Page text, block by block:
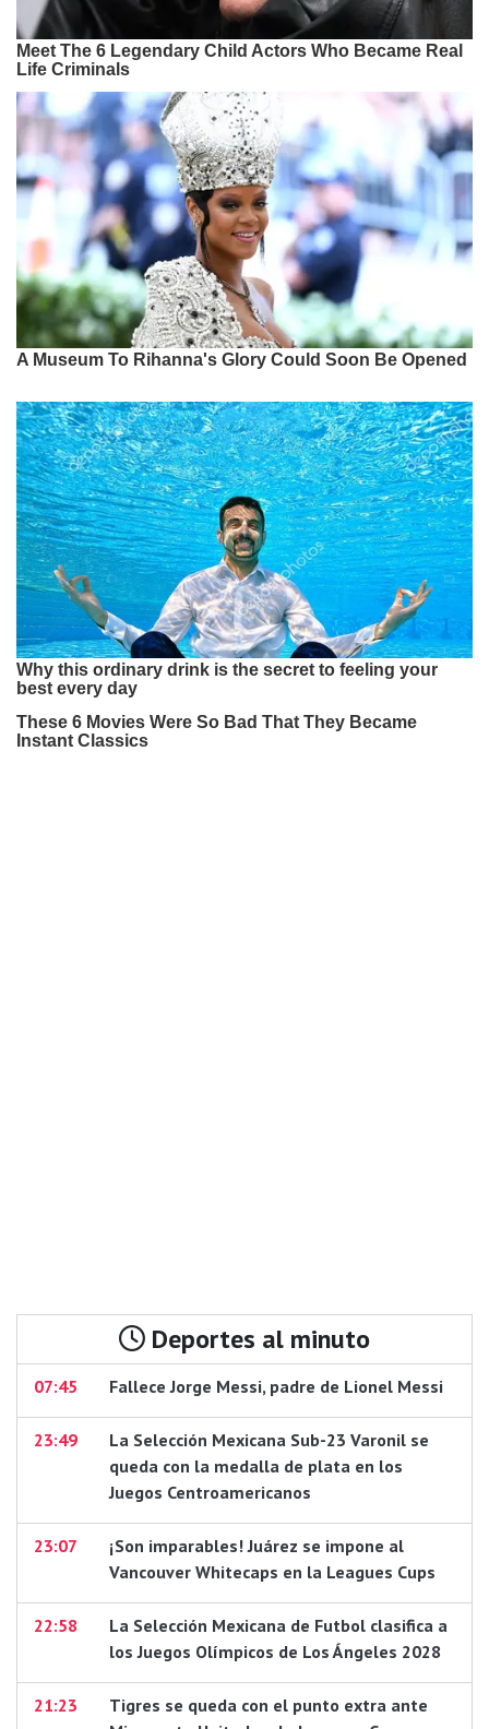
Deportes al minuto
07:45 Fallece Jorge Messi, padre de Lionel Messi
23:49
La Selección Mexicana Sub-23 Varonil se
queda con la medalla de plata en los
Juegos Centroamericanos
23:07
¡Son imparables! Juárez se impone al
Vancouver Whitecaps en la Leagues Cups
22:58
La Selección Mexicana de Futbol clasifica a
los Juegos Olímpicos de Los Ángeles 2028
21:23
Tigres se queda con el punto extra ante